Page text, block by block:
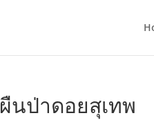
นป่าดอยสุเทพ